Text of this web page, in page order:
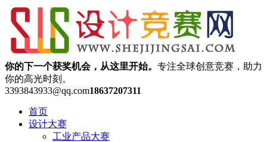
你的下一个获奖机会，从这里开始。 专注全球创意竞赛，助力
你的高光时刻。
3393843933@qq.com18637207311
首页
设计大赛
工业产品大赛